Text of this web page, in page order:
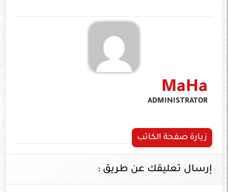
MaHa
ADMINISTRATOR
زيارة صفحة الكاتب
إرسال تعليقك عن طريق :